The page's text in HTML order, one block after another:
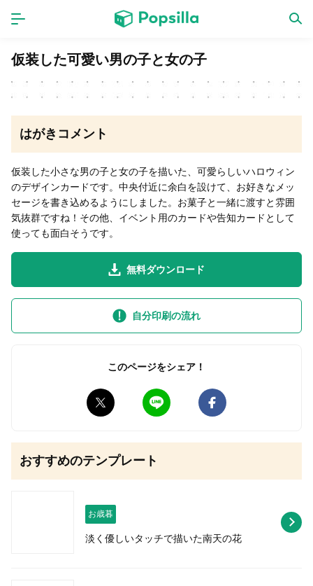
ホーム アプリ
LINE無料スタンプ
無料はがきダウンロード
仮装した可愛い男の子と女の子
はがきコメント
仮装した小さな男の子と女の子を描いた、可愛らしいハロウィン
のデザインカードです。中央付近に余白を設けて、お好きなメッ
セージを書き込めるようにしました。お菓子と一緒に渡すと雰囲
気抜群ですね！その他、イベント用のカードや告知カードとして
使っても面白そうです。
無料ダウンロード
自分印刷の流れ
このページをシェア！
おすすめのテンプレート
お歳暮
淡く優しいタッチで描いた南天の花